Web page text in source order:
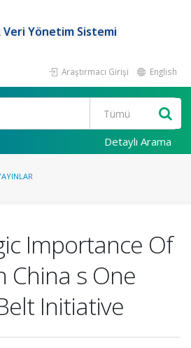
Veri Yönetim Sistemi
Araştırmacı Girişi English
Detaylı Arama
Importance Of
China s One
Initiative